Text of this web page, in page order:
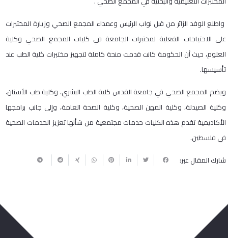
واطلع الوفد الزائر من قبل نواب الرئيس وعمداء المجمع الصحي وزيارة المختبرات
على الاحتياجات الفعلية لمختبرات الجامعة في كليات المجمع الصحي وكلية
العلوم، حيث أن الحكومة كانت قدمت منحة كاملة لتجهيز مختبرات كلية الطب عند
تأسيسها.
ويضم المجمع الصحي في جامعة القدس كلية الطب البشري، وكلية طب الأسنان،
وكلية الصيدلة، وكلية المهن الصحية، وكلية الصحة العامة، وإلى جانب برامجها
الأكاديمية تقدم هذه الكليات خدمات مجتمعية من شأنها تعزيز الخدمات الصحية
في فلسطين.
شارك المقال عبر: